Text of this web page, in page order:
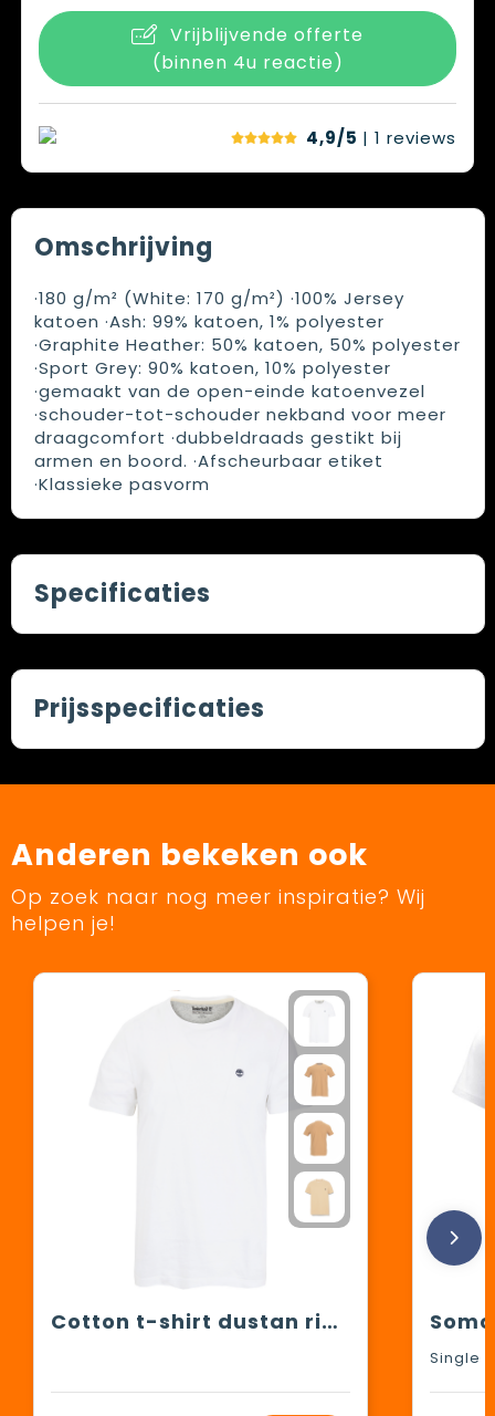
Vrijblijvende offerte
(binnen 4u reactie)
4,9/5 | 1 reviews
Omschrijving
·180 g/m² (White: 170 g/m²) ·100% Jersey
katoen ·Ash: 99% katoen, 1% polyester
·Graphite Heather: 50% katoen, 50% polyester
·Sport Grey: 90% katoen, 10% polyester
·gemaakt van de open-einde katoenvezel
·schouder-tot-schouder nekband voor meer
draagcomfort ·dubbeldraads gestikt bij
armen en boord. ·Afscheurbaar etiket
·Klassieke pasvorm
Specificaties
Prijsspecificaties
Anderen bekeken ook
Op zoek naar nog meer inspiratie? Wij
helpen je!
Cotton t-shirt dustan river